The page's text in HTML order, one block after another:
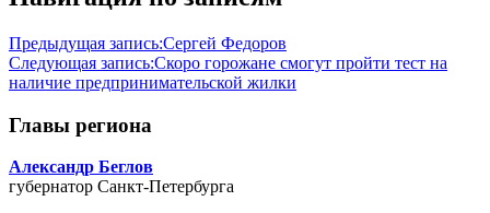
Предыдущая запись:Сергей Федоров
Следующая запись:Скоро горожане смогут пройти тест на
наличие предпринимательской жилки
Главы региона
Александр Беглов
губернатор Санкт-Петербурга